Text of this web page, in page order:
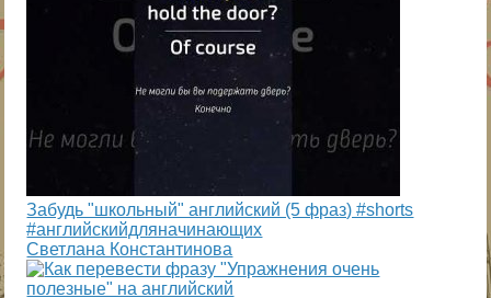
Забудь "школьный" английский (5 фраз) #shorts
#английскийдляначинающих
Светлана Константинова